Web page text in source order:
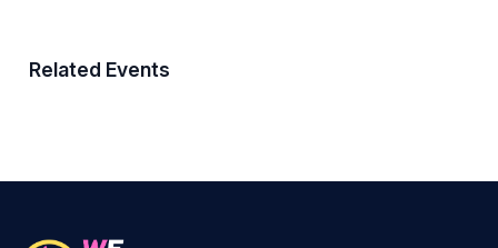
Related Events